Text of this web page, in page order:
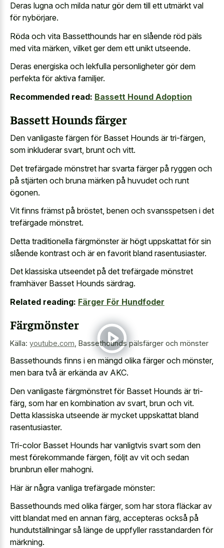
Deras lugna och milda natur gör dem till ett utmärkt val
för nybörjare.
Röda och vita Bassetthounds har en slående röd päls
med vita märken, vilket ger dem ett unikt utseende.
Deras energiska och lekfulla personligheter gör dem
perfekta för aktiva familjer.
Recommended read: Bassett Hound Adoption
Bassett Hounds färger
Den vanligaste färgen för Basset Hounds är tri-färgen,
som inkluderar svart, brunt och vitt.
Det trefärgade mönstret har svarta färger på ryggen och
på stjärten och bruna märken på huvudet och runt
ögonen.
Vit finns främst på bröstet, benen och svansspetsen i det
trefärgade mönstret.
Detta traditionella färgmönster är högt uppskattat för sin
slående kontrast och är en favorit bland rasentusiaster.
Det klassiska utseendet på det trefärgade mönstret
framhäver Basset Hounds särdrag.
Related reading: Färger För Hundfoder
Färgmönster
Källa: youtube.com Bassethounds pälsfärger och mönster
Bassethounds finns i en mängd olika färger och mönster,
men bara två är erkända av AKC.
Den vanligaste färgmönstret för Basset Hounds är tri-
färg, som har en kombination av svart, brun och vit.
Detta klassiska utseende är mycket uppskattat bland
rasentusiaster.
Tri-color Basset Hounds har vanligtvis svart som den
mest förekommande färgen, följt av vit och sedan
brunbrun eller mahogni.
Här är några vanliga trefärgade mönster:
Bassethounds med olika färger, som har stora fläckar av
vitt blandat med en annan färg, accepteras också på
hundutställningar så länge de uppfyller rasstandarden för
märkning.